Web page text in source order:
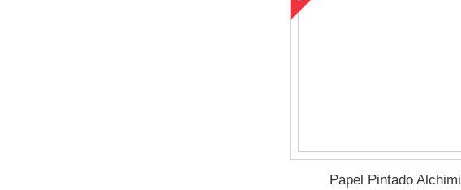
Papel Pintado